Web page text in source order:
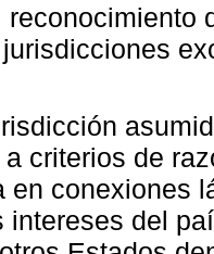
reconocimiento
criterios de
en conexiones
intereses del